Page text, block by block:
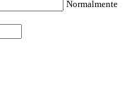
Normalmente